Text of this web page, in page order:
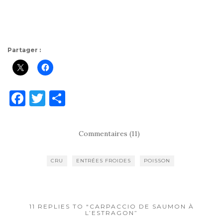
Partager :
F
k
T
r
ta
er
Commentaires (11)
CRU ENTRÉES FROIDES POISSON
11 REPLIES TO “CARPACCIO DE SAUMON À
L’ESTRAGON”